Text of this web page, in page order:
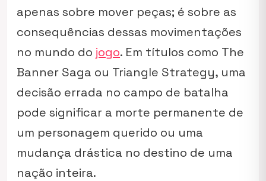
apenas sobre mover peças; é sobre as
consequências dessas movimentações
no mundo do jogo. Em títulos como The
Banner Saga ou Triangle Strategy, uma
decisão errada no campo de batalha
pode significar a morte permanente de
um personagem querido ou uma
mudança drástica no destino de uma
nação inteira.